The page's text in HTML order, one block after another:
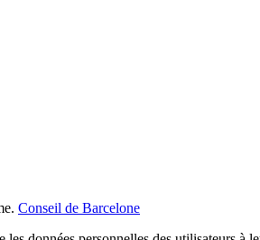
Conseil de Barcelone